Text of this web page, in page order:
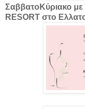
ΣαββατοΚύριακο
RESORT στο